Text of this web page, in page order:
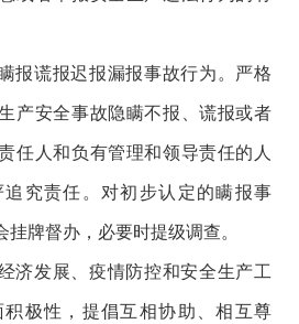
报谎报迟报漏报事故行为。严格
产安全事故隐瞒不报、谎报或者
任人和负有管理和领导责任的人
究责任。对初步认定的瞒报事
牌督办，必要时提级调查。
济发展、疫情防控和安全生产工
极性，提倡互相协助、相互尊